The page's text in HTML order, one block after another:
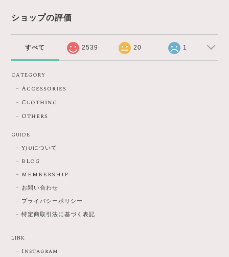
ショップの評価
すべて 2539 20 1
CATEGORY
Accessories
Clothing
Others
GUIDE
Yjuについて
BLOG
MEMBERSHIP
お問い合わせ
プライバシーポリシー
特定商取引法に基づく表記
LINK
Instagram